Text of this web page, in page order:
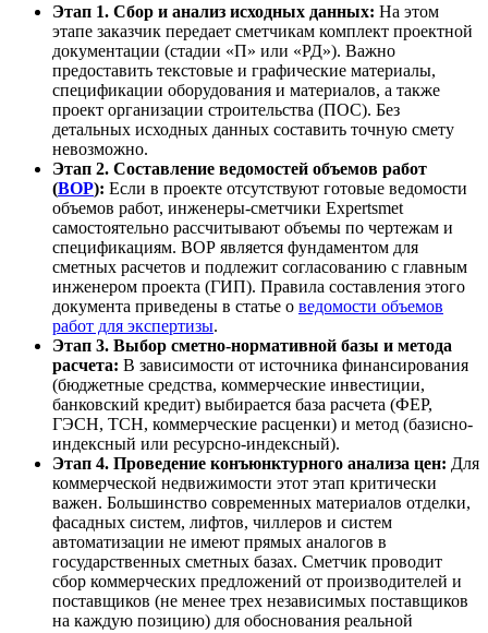
Этап 1. Сбор и анализ исходных данных: На этом
этапе заказчик передает сметчикам комплект проектной
документации (стадии «П» или «РД»). Важно
предоставить текстовые и графические материалы,
спецификации оборудования и материалов, а также
проект организации строительства (ПОС). Без
детальных исходных данных составить точную смету
невозможно.
Этап 2. Составление ведомостей объемов работ
(ВОР): Если в проекте отсутствуют готовые ведомости
объемов работ, инженеры-сметчики Expertsmet
самостоятельно рассчитывают объемы по чертежам и
спецификациям. ВОР является фундаментом для
сметных расчетов и подлежит согласованию с главным
инженером проекта (ГИП). Правила составления этого
документа приведены в статье о ведомости объемов
работ для экспертизы.
Этап 3. Выбор сметно-нормативной базы и метода
расчета: В зависимости от источника финансирования
(бюджетные средства, коммерческие инвестиции,
банковский кредит) выбирается база расчета (ФЕР,
ГЭСН, ТСН, коммерческие расценки) и метод (базисно-
индексный или ресурсно-индексный).
Этап 4. Проведение конъюнктурного анализа цен: Для
коммерческой недвижимости этот этап критически
важен. Большинство современных материалов отделки,
фасадных систем, лифтов, чиллеров и систем
автоматизации не имеют прямых аналогов в
государственных сметных базах. Сметчик проводит
сбор коммерческих предложений от производителей и
поставщиков (не менее трех независимых поставщиков
на каждую позицию) для обоснования реальной